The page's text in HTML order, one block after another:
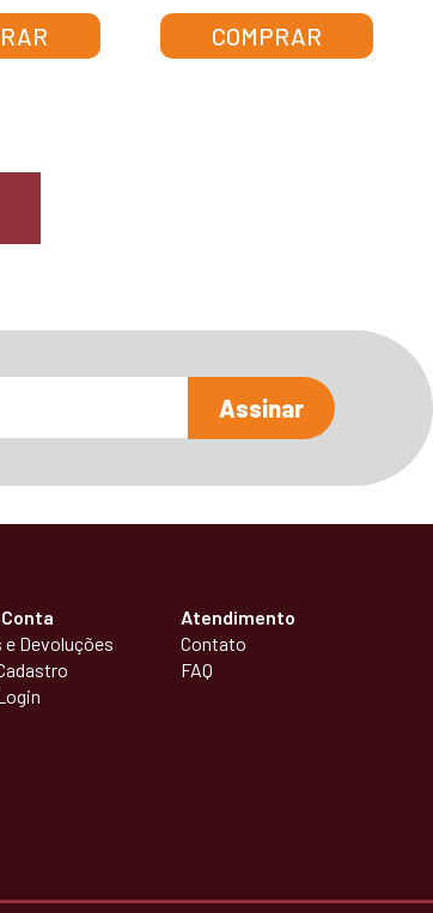
COMPRAR
Assinar
e Devoluções
Atendimento
Contato
FAQ